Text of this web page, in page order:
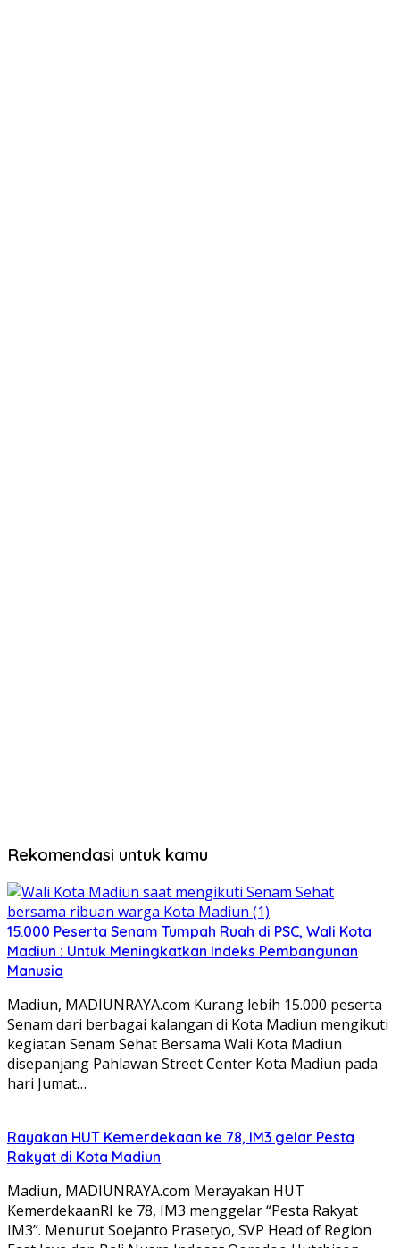
Rekomendasi untuk kamu
15.000 Peserta Senam Tumpah Ruah di PSC, Wali Kota
Madiun : Untuk Meningkatkan Indeks Pembangunan
Manusia
Madiun, MADIUNRAYA.com Kurang lebih 15.000 peserta
Senam dari berbagai kalangan di Kota Madiun mengikuti
kegiatan Senam Sehat Bersama Wali Kota Madiun
disepanjang Pahlawan Street Center Kota Madiun pada
hari Jumat…
Rayakan HUT Kemerdekaan ke 78, IM3 gelar Pesta
Rakyat di Kota Madiun
Madiun, MADIUNRAYA.com Merayakan HUT
KemerdekaanRI ke 78, IM3 menggelar “Pesta Rakyat
IM3”. Menurut Soejanto Prasetyo, SVP Head of Region